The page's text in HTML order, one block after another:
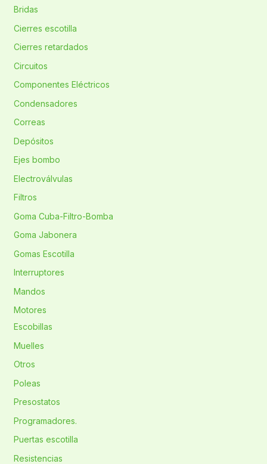
Bridas
Cierres escotilla
Cierres retardados
Circuitos
Componentes Eléctricos
Condensadores
Correas
Depósitos
Ejes bombo
Electroválvulas
Filtros
Goma Cuba-Filtro-Bomba
Goma Jabonera
Gomas Escotilla
Interruptores
Mandos
Motores
Escobillas
Muelles
Otros
Poleas
Presostatos
Programadores.
Puertas escotilla
Resistencias